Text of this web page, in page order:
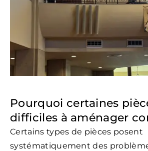
Pourquoi certaines
difficiles à aménager
Certains types de pièces posent
systématiquement des